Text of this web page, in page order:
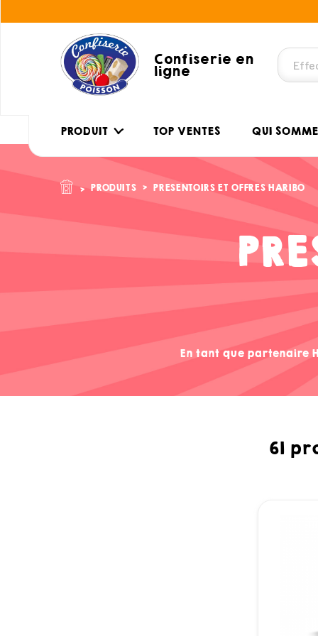
Confiserie en
ligne
PRODUIT TOP VENTES QUI
PRODUITS PRESENTOIRS ET OFFRES HARIBO
En tant que partenaire
61